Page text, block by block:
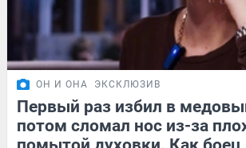
ОН И ОНА ЭКСКЛЮЗИВ
Первый раз избил в
потом сломал нос из-за